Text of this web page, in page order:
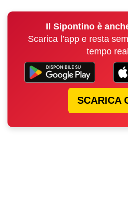
Il Sipontino è
Scarica l’app e resta
tempo
SCARICA